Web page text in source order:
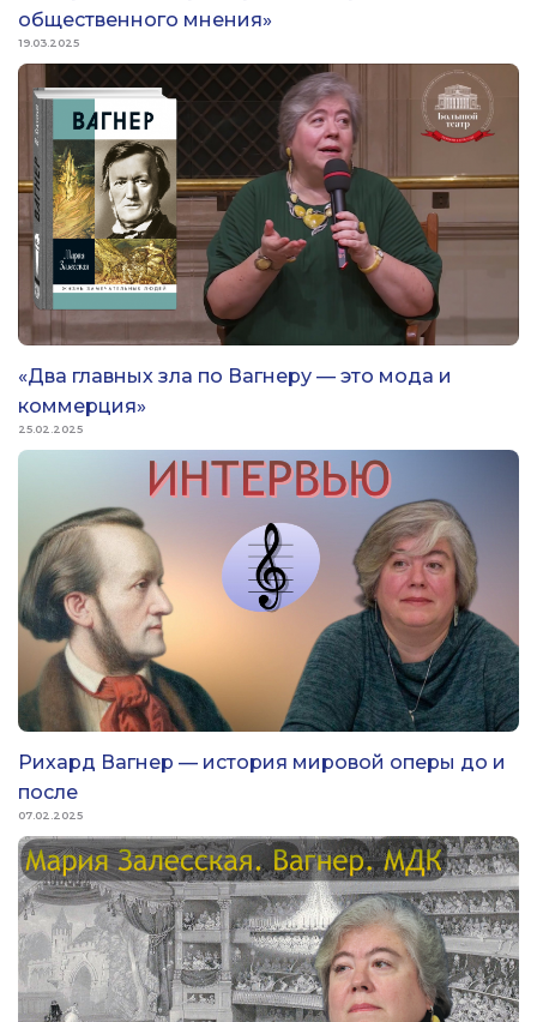
общественного мнения»
19.03.2025
«Два главных зла по Вагнеру — это мода и
коммерция»
25.02.2025
Рихард Вагнер — история мировой оперы до и
после
07.02.2025